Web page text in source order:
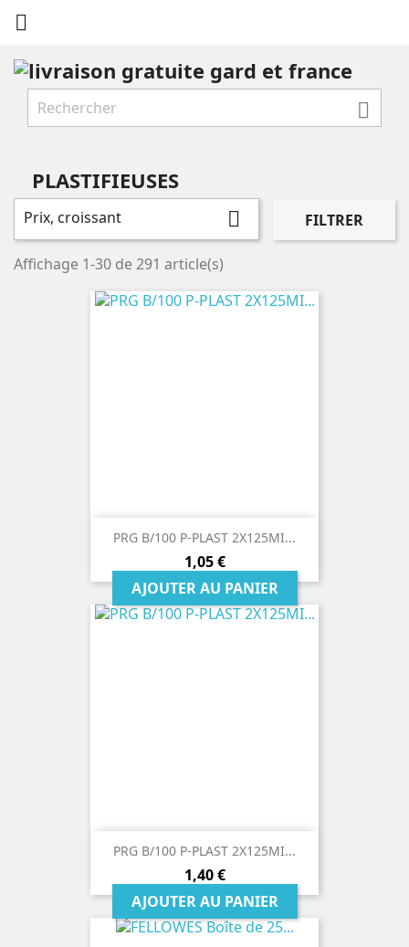


PLASTIFIEUSES
Prix, croissant  FILTRER
Affichage 1-30 de 291 article(s)
PRG B/100 P-PLAST 2X125MI...
Prix
1,05 €
AJOUTER AU PANIER
PRG B/100 P-PLAST 2X125MI...
Prix
1,40 €
AJOUTER AU PANIER